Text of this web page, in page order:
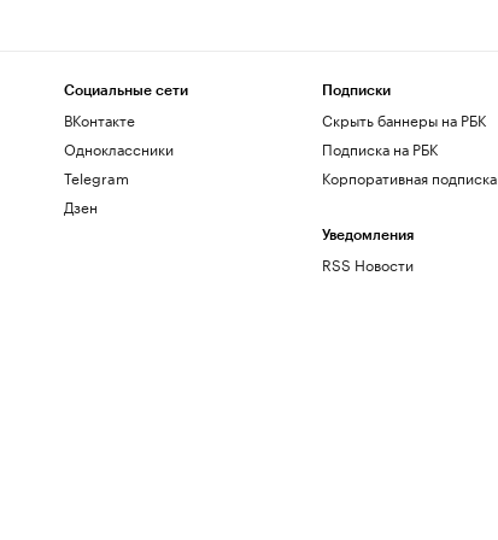
Социальные сети
ВКонтакте
Одноклассники
Telegram
Дзен
Подписки
Скрыть баннеры на РБК
Подписка на РБК
Корпоративная подписка
Уведомления
RSS Новости